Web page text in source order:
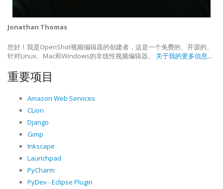
Jonathan Thomas
您好！我是OpenShot视频编辑器的创建者，这是一个免费的、开源的、
针对Linux、Mac和Windows的非线性视频编辑器。 关于我的更多信息...
重要项目
Amazon Web Services
CLion
Django
Gimp
Inkscape
Launchpad
PyCharm
PyDev - Eclipse Plugin